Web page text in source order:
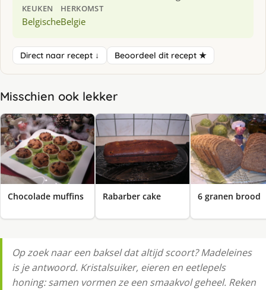
KEUKEN
Belgische
HERKOMST
Belgie
Direct naar recept ↓ Beoordeel dit recept ★
Misschien ook lekker
Chocolade muffins Rabarber cake 6 granen brood
Op zoek naar een baksel dat altijd scoort? Madeleines
is je antwoord. Kristalsuiker, eieren en eetlepels
honing: samen vormen ze een smaakvol geheel. Reken